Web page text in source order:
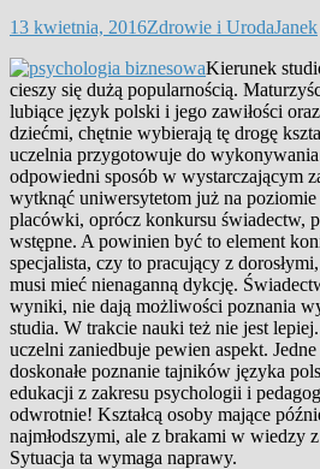
13 kwietnia, 2016Zdrowie i UrodaJanek
Kierunek
cieszy się dużą popularnością.
lubiące język polski i jego zawiłości
dziećmi, chętnie wybierają tę drogę
uczelnia przygotowuje do
odpowiedni sposób w wystarczającym
wytknąć uniwersytetom już na
placówki, oprócz konkursu świadectw,
wstępne. A powinien być to element
specjalista, czy to pracujący z
musi mieć nienaganną dykcję.
wyniki, nie dają możliwości poznania
studia. W trakcie nauki też nie jest
uczelni zaniedbuje pewien aspekt.
doskonałe poznanie tajników języka
edukacji z zakresu psychologii i
odwrotnie! Kształcą osoby mające
najmłodszymi, ale z brakami w wiedzy
Sytuacja ta wymaga naprawy.